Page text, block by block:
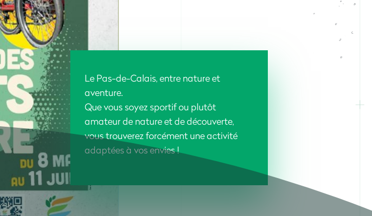
Le Pas-de-Calais, entre nature et
aventure.
Que vous soyez sportif ou plutôt
amateur de nature et de découverte,
vous trouverez forcément une activité
adaptées à vos envies !